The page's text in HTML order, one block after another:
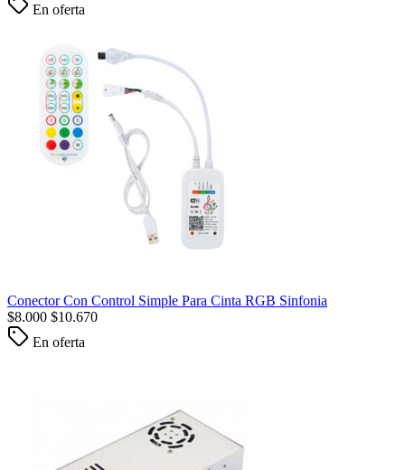
En oferta
Conector Con Control Simple Para Cinta RGB Sinfonia
$8.000 $10.670
En oferta